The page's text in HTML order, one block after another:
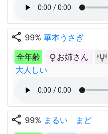
share 99% 華本うさぎ
全年齢
お姉さん
大人しい
share 99% まるい まど